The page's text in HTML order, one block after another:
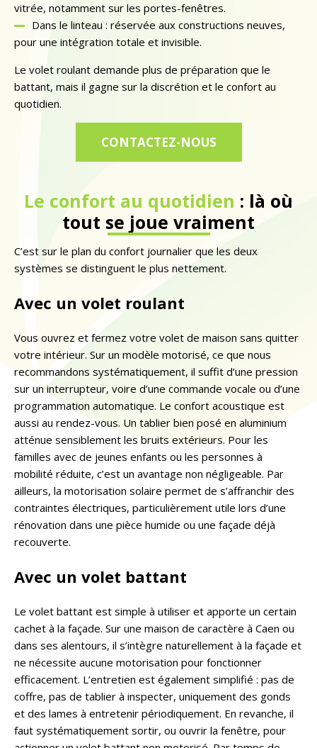
vitrée, notamment sur les portes-fenêtres.
Dans le linteau : réservée aux constructions neuves,
pour une intégration totale et invisible.
Le volet roulant demande plus de préparation que le
battant, mais il gagne sur la discrétion et le confort au
quotidien.
CONTACTEZ-NOUS
Le confort au quotidien : là où
tout se joue vraiment
C’est sur le plan du confort journalier que les deux
systèmes se distinguent le plus nettement.
Avec un volet roulant
Vous ouvrez et fermez votre volet de maison sans quitter
votre intérieur. Sur un modèle motorisé, ce que nous
recommandons systématiquement, il suffit d’une pression
sur un interrupteur, voire d’une commande vocale ou d’une
programmation automatique. Le confort acoustique est
aussi au rendez-vous. Un tablier bien posé en aluminium
atténue sensiblement les bruits extérieurs. Pour les
familles avec de jeunes enfants ou les personnes à
mobilité réduite, c’est un avantage non négligeable. Par
ailleurs, la motorisation solaire permet de s’affranchir des
contraintes électriques, particulièrement utile lors d’une
rénovation dans une pièce humide ou une façade déjà
recouverte.
Avec un volet battant
Le volet battant est simple à utiliser et apporte un certain
cachet à la façade. Sur une maison de caractère à Caen ou
dans ses alentours, il s’intègre naturellement à la façade et
ne nécessite aucune motorisation pour fonctionner
efficacement. L’entretien est également simplifié : pas de
coffre, pas de tablier à inspecter, uniquement des gonds
et des lames à entretenir périodiquement. En revanche, il
faut systématiquement sortir, ou ouvrir la fenêtre, pour